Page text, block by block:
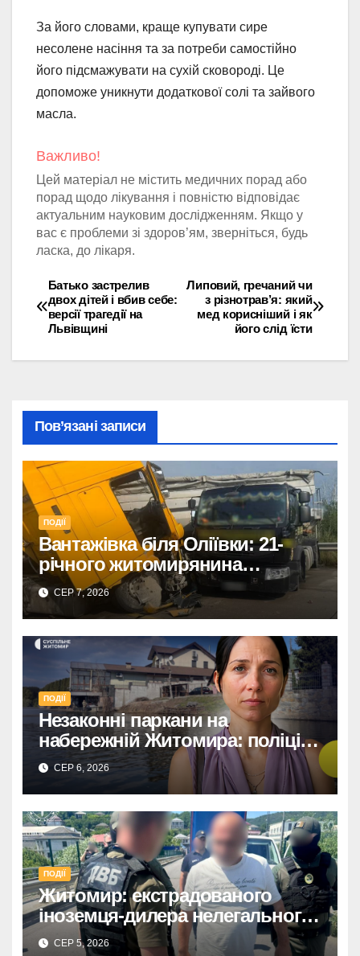
За його словами, краще купувати сире
несолене насіння та за потреби самостійно
його підсмажувати на сухій сковороді. Це
допоможе уникнути додаткової солі та зайвого
масла.
Важливо!
Цей матеріал не містить медичних порад або
порад щодо лікування і повністю відповідає
актуальним науковим дослідженням. Якщо у
вас є проблеми зі здоров’ям, зверніться, будь
ласка, до лікаря.
Навігація
записів
Липовий, гречаний чи
з різнотрав’я: який
мед корисніший і як
його слід їсти
Батько застрелив
двох дітей і вбив себе:
версії трагедії на
Львівщині
Пов’язані записи
ПОДІЇ
Вантажівка біля Оліївки: 21-
річного житомирянина
травмовано
СЕР 7, 2026
ПОДІЇ
Незаконні паркани на
набережній Житомира: поліція
перевіряє погрози від
представниць міськради
СЕР 6, 2026
ПОДІЇ
Житомир: екстрадованого
іноземця-дилера нелегального
алкоголю чекає суд.
СЕР 5, 2026